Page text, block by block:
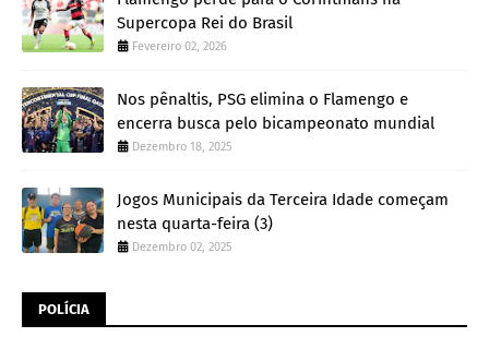
Supercopa Rei do Brasil
Fevereiro 02, 2026
Nos pênaltis, PSG elimina o Flamengo e
encerra busca pelo bicampeonato mundial
Dezembro 18, 2025
Jogos Municipais da Terceira Idade começam
nesta quarta-feira (3)
Dezembro 02, 2025
POLÍCIA